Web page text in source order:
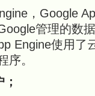
，Google
管理的数
Engine使用了
序。